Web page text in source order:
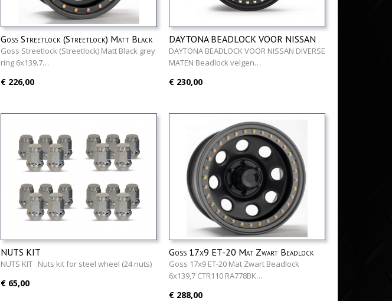
Goss Streetlock (Streetlock) Matt Black
grey ring 6x139.7
Goss Streetlock (Streetlock) Matt Black grey
ring 6x139.7…
€ 226,00
DAYTONA BEADLOCK VOOR NISSAN
DIVERSE MATEN
DAYTONA BEADLOCK VOOR NISSAN DIVERSE
MATEN Beadlock velgen…
€ 230,00
NUTS KIT
NUTS KIT Nuts kit for steel wheel (24 nuts)
€ 65,00
Goss 17x9 ET-20 Mat Zwart Beadlock
Goss 17x9 ET-20 Mat Zwart Beadlock
6x139,7 CTR110 RA778BK…
€ 288,00